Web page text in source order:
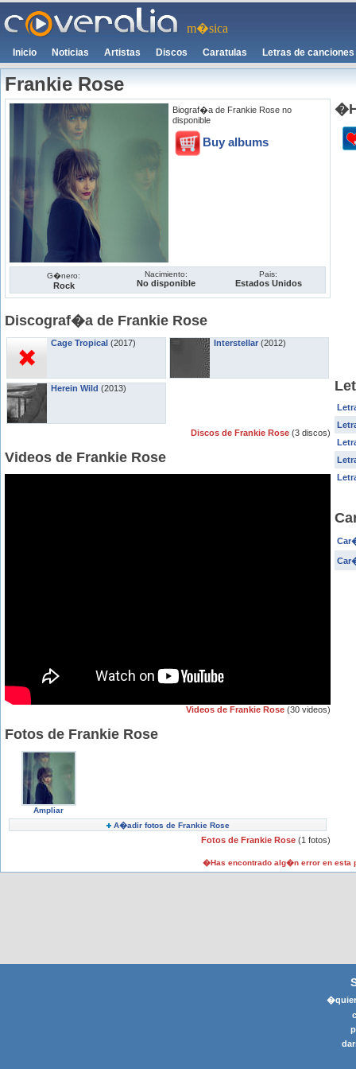
m�sica
Inicio Noticias Artistas Discos Caratulas Letras de canciones
Frankie Rose
Biograf�a de Frankie Rose no
disponible
Buy albums
G�nero:
Rock
Nacimiento:
No disponible
Pais:
Estados Unidos
Discograf�a de Frankie Rose
Cage Tropical (2017)
Herein Wild (2013)
Interstellar (2012)
Discos de Frankie Rose (3 discos)
Videos de Frankie Rose
Videos de Frankie Rose (30 videos)
Fotos de Frankie Rose
Ampliar
A�adir fotos de Frankie Rose
Fotos de Frankie Rose (1 fotos)
�Has encontrado alg�n error en esta